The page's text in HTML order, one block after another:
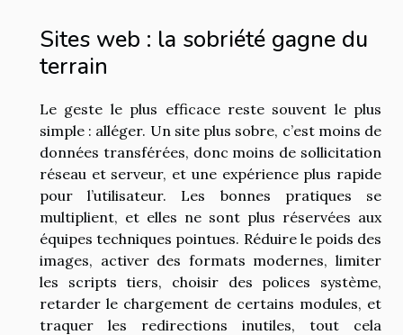
Sites web : la sobriété gagne du
terrain
Le geste le plus efficace reste souvent le plus
simple : alléger. Un site plus sobre, c’est moins de
données transférées, donc moins de sollicitation
réseau et serveur, et une expérience plus rapide
pour l’utilisateur. Les bonnes pratiques se
multiplient, et elles ne sont plus réservées aux
équipes techniques pointues. Réduire le poids des
images, activer des formats modernes, limiter
les scripts tiers, choisir des polices système,
retarder le chargement de certains modules, et
traquer les redirections inutiles, tout cela